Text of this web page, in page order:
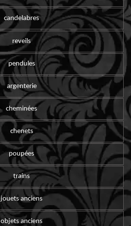
candelabres
reveils
pendules
argenterie
cheminées
chenets
poupées
trains
jouets anciens
objets anciens